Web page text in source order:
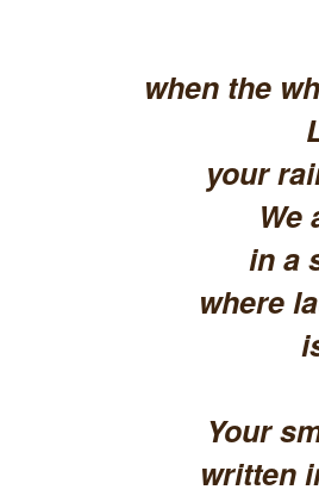
when the
your
We
in a
where
Your
written